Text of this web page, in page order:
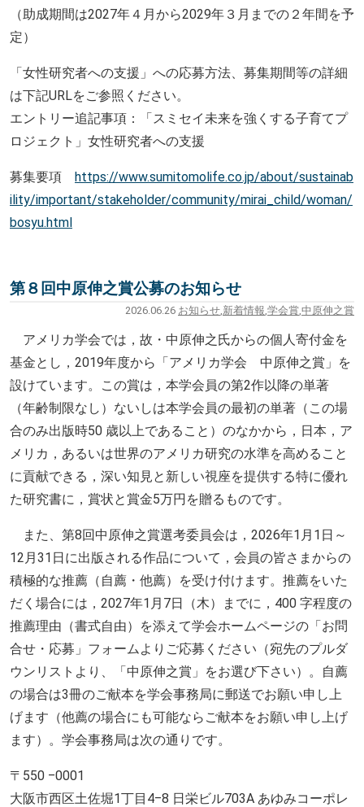
（助成期間は2027年４月から2029年３月までの２年間を予
定）
「女性研究者への支援」への応募方法、募集期間等の詳細
は下記URLをご参照ください。
エントリー追記事項：「スミセイ未来を強くする子育てプ
ロジェク ト」女性研究者への支援
募集要項 https://www.sumitomolife.co.jp/about/sustainab
ility/important/stakeholder/community/mirai_child/woman/
bosyu.html
第８回中原伸之賞公募のお知らせ
2026.06.26 お知らせ 新着情報 学会賞 中原伸之賞
アメリカ学会では，故・中原伸之氏からの個人寄付金を
基金とし，2019年度から「アメリカ学会 中原伸之賞」を
設けています。この賞は，本学会員の第2作以降の単著
（年齢制限なし）ないしは本学会員の最初の単著（この場
合のみ出版時50 歳以上であること）のなかから，日本，ア
メリカ，あるいは世界のアメリカ研究の水準を高めること
に貢献できる，深い知見と新しい視座を提供する特に優れ
た研究書に，賞状と賞金5万円を贈るものです。
また、第8回中原伸之賞選考委員会は，2026年1月1日～
12月31日に出版される作品について，会員の皆さまからの
積極的な推薦（自薦・他薦）を受け付けます。推薦をいた
だく場合には，2027年1月7日（木）までに，400 字程度の
推薦理由（書式自由）を添えて学会ホームページの「お問
合せ・応募」フォームよりご応募ください（宛先のプルダ
ウンリストより、「中原伸之賞」をお選び下さい）。自薦
の場合は3冊のご献本を学会事務局に郵送でお願い申し上
げます（他薦の場合にも可能ならご献本をお願い申し上げ
ます）。学会事務局は次の通りです。
〒550 ‒0001
大阪市西区土佐堀1丁目4‒8 日栄ビル703A あゆみコーポレ